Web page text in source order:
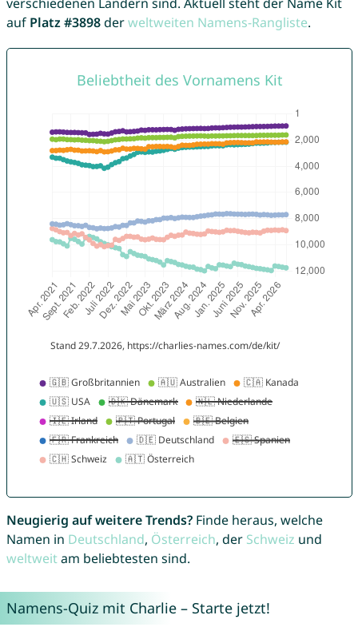
auf Platz #3898derweltweiten Namens-Rangliste.
Neugierig auf weitere Trends?Finde heraus, welche
Namen in Deutschland, Österreich, der Schweiz und
weltweitam beliebtesten sind.
Namens-Quiz mit Charlie – Starte jetzt!